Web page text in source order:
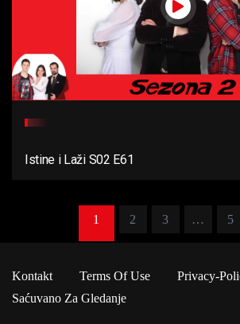
Istine i Laži S02 E61
1 2 3 … 5
Kontakt Terms Of Use
Privacy-
Saćuvano Za Gledanje